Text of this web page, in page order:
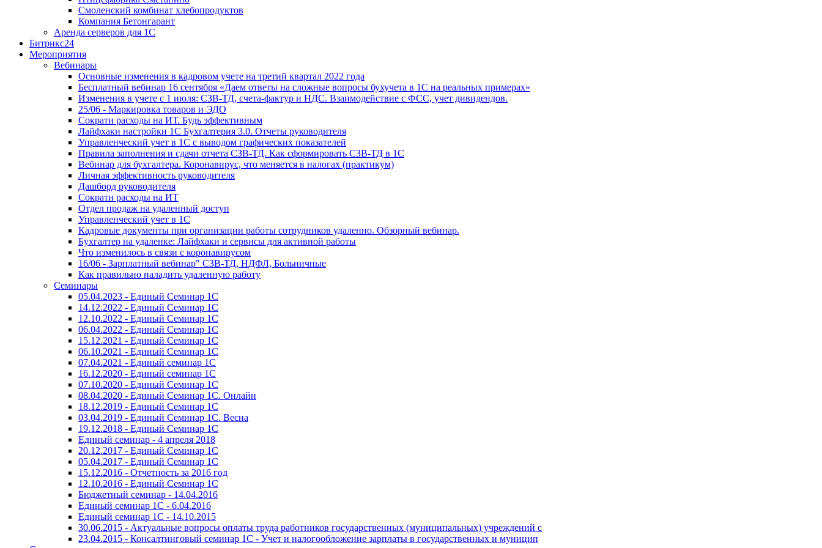
Смоленский комбинат хлебопродуктов
Компания Бетонгарант
Аренда серверов для 1С
Битрикс24
Мероприятия
Вебинары
Основные изменения в кадровом учете на третий квартал 2022 года
Бесплатный вебинар 16 сентября «Даем ответы на сложные вопросы бухучета в 1С на реальных примерах»
Изменения в учете с 1 июля: СЗВ-ТД, счета-фактур и НДС. Взаимодействие с ФСС, учет дивидендов.
25/06 - Маркировка товаров и ЭДО
Сократи расходы на ИТ. Будь эффективным
Лайфхаки настройки 1С Бухгалтерия 3.0. Отчеты руководителя
Управленческий учет в 1С с выводом графических показателей
Правила заполнения и сдачи отчета СЗВ-ТД. Как сформировать СЗВ-ТД в 1С
Вебинар для бухгалтера. Коронавирус, что меняется в налогах (практикум)
Личная эффективность руководителя
Дашборд руководителя
Сократи расходы на ИТ
Отдел продаж на удаленный доступ
Управленческий учет в 1С
Кадровые документы при организации работы сотрудников удаленно. Обзорный вебинар.
Бухгалтер на удаленке: Лайфхаки и сервисы для активной работы
Что изменилось в связи с коронавирусом
16/06 - Зарплатный вебинар" СЗВ-ТД, НДФЛ, Больничные
Как правильно наладить удаленную работу
Семинары
05.04.2023 - Единый Семинар 1С
14.12.2022 - Единый Семинар 1С
12.10.2022 - Единый Семинар 1С
06.04.2022 - Единый Семинар 1С
15.12.2021 - Единый Семинар 1С
06.10.2021 - Единый Семинар 1С
07.04.2021 - Единый семинар 1С
16.12.2020 - Единый семинар 1С
07.10.2020 - Единый Семинар 1С
08.04.2020 - Единый Семинар 1С. Онлайн
18.12.2019 - Единый Семинар 1С
03.04.2019 - Единый Семинар 1С. Весна
19.12.2018 - Единый Семинар 1С
Единый семинар - 4 апреля 2018
20.12.2017 - Единый Семинар 1С
05.04.2017 - Единый Семинар 1С
15.12.2016 - Отчетность за 2016 год
12.10.2016 - Единый Семинар 1С
Бюджетный семинар - 14.04.2016
Единый семинар 1С - 6.04.2016
Единый семинар 1С - 14.10.2015
30.06.2015 - Актуальные вопросы оплаты труда работников государственных (муниципальных) учреждений с
23.04.2015 - Консалтинговый семинар 1С - Учет и налогообложение зарплаты в государственных и муницип